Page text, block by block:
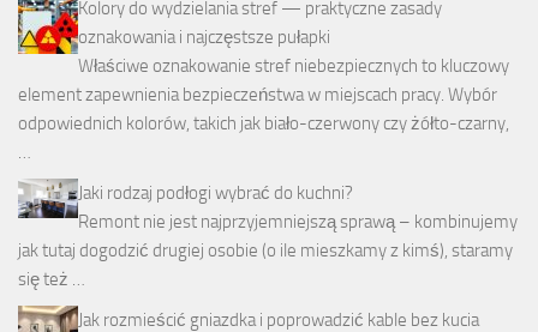
Kolory do wydzielania stref — praktyczne zasady
oznakowania i najczęstsze pułapki
Właściwe oznakowanie stref niebezpiecznych to kluczowy
element zapewnienia bezpieczeństwa w miejscach pracy. Wybór
odpowiednich kolorów, takich jak biało-czerwony czy żółto-czarny,
…
Jaki rodzaj podłogi wybrać do kuchni?
Remont nie jest najprzyjemniejszą sprawą – kombinujemy
jak tutaj dogodzić drugiej osobie (o ile mieszkamy z kimś), staramy
się też …
Jak rozmieścić gniazdka i poprowadzić kable bez kucia